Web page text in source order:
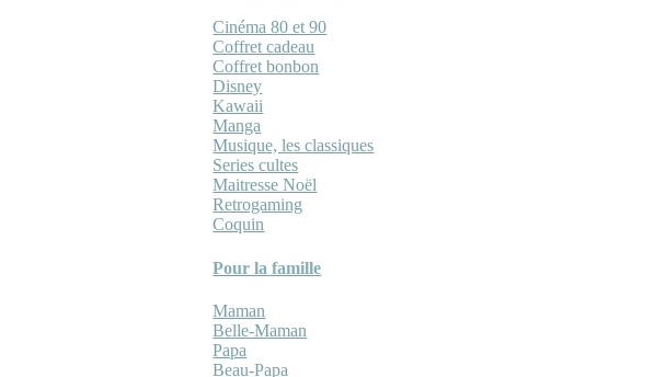
Cinéma 80 et 90
Coffret cadeau
Coffret bonbon
Disney
Kawaii
Manga
Musique, les classiques
Series cultes
Maitresse Noël
Retrogaming
Coquin
Pour la famille
Maman
Belle-Maman
Papa
Beau-Papa